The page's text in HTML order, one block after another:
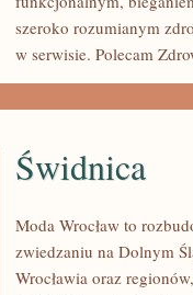
szeroko rozumianym
w serwisie. Polecam
Świdnica
Moda Wrocław to
zwiedzaniu na Dolnym
Wrocławia oraz